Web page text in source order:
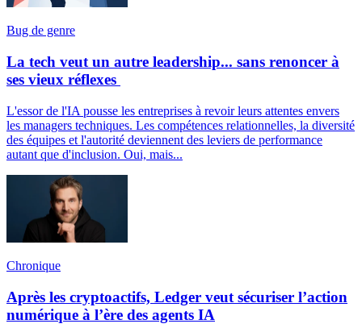
Bug de genre
La tech veut un autre leadership... sans renoncer à
ses vieux réflexes
L'essor de l'IA pousse les entreprises à revoir leurs attentes envers
les managers techniques. Les compétences relationnelles, la diversité
des équipes et l'autorité deviennent des leviers de performance
autant que d'inclusion. Oui, mais...
Chronique
Après les cryptoactifs, Ledger veut sécuriser l’action
numérique à l’ère des agents IA